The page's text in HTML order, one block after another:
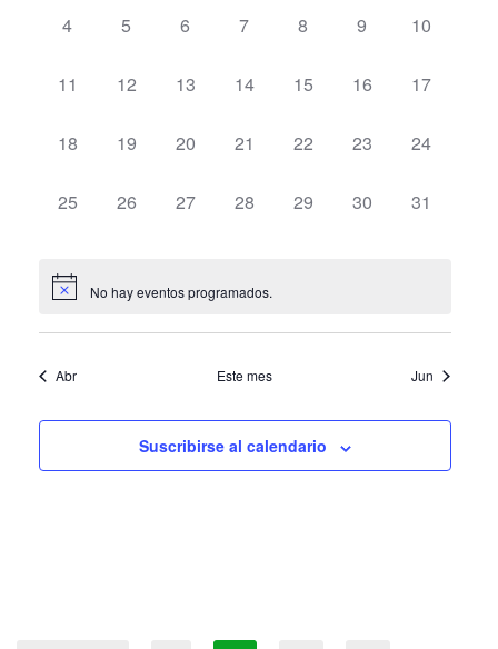
vistas
Eventos
0
4
0
5
0
6
0
7
0
8
0
9
0
10
0
11
0
12
0
13
0
14
0
15
0
16
0
17
0
18
0
19
0
20
0
21
0
22
0
23
0
24
0
25
0
26
0
27
0
28
0
29
0
30
0
31
No hay eventos programados.
Abr Este mes Jun
Suscribirse al calendario